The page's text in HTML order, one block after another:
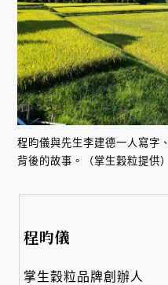
程昀儀與先生李建德一人寫字
背後的故事。（掌生穀粒提供）
程昀儀
掌生穀粒品牌創辦人